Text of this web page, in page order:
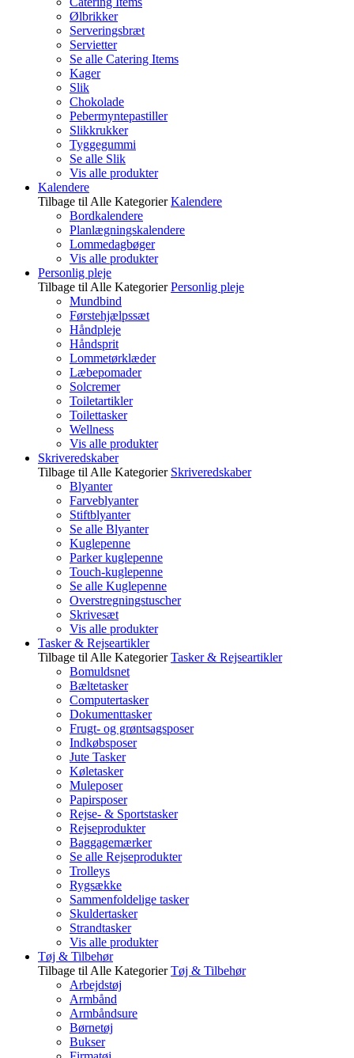
Ølbrikker
Serveringsbræt
Servietter
Se alle Catering Items
Kager
Slik
Chokolade
Pebermyntepastiller
Slikkrukker
Tyggegummi
Se alle Slik
Vis alle produkter
Kalendere
Tilbage til Alle Kategorier Kalendere
Bordkalendere
Planlægningskalendere
Lommedagbøger
Vis alle produkter
Personlig pleje
Tilbage til Alle Kategorier Personlig pleje
Mundbind
Førstehjælpssæt
Håndpleje
Håndsprit
Lommetørklæder
Læbepomader
Solcremer
Toiletartikler
Toilettasker
Wellness
Vis alle produkter
Skriveredskaber
Tilbage til Alle Kategorier Skriveredskaber
Blyanter
Farveblyanter
Stiftblyanter
Se alle Blyanter
Kuglepenne
Parker kuglepenne
Touch-kuglepenne
Se alle Kuglepenne
Overstregningstuscher
Skrivesæt
Vis alle produkter
Tasker & Rejseartikler
Tilbage til Alle Kategorier Tasker & Rejseartikler
Bomuldsnet
Bæltetasker
Computertasker
Dokumenttasker
Frugt- og grøntsagsposer
Indkøbsposer
Jute Tasker
Køletasker
Muleposer
Papirsposer
Rejse- & Sportstasker
Rejseprodukter
Baggagemærker
Se alle Rejseprodukter
Trolleys
Rygsække
Sammenfoldelige tasker
Skuldertasker
Strandtasker
Vis alle produkter
Tøj & Tilbehør
Tilbage til Alle Kategorier Tøj & Tilbehør
Arbejdstøj
Armbånd
Armbåndsure
Børnetøj
Bukser